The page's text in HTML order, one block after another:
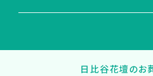
日比谷花壇のお